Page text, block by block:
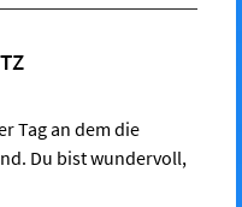
Tag an dem die
Du bist wundervoll,